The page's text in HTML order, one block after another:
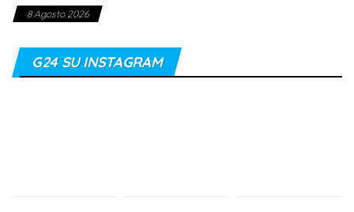
8 Agosto 2026
G24 SU INSTAGRAM